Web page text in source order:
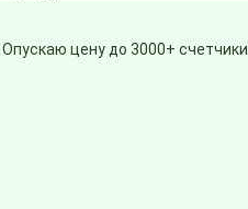
цену до 3000+